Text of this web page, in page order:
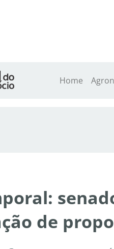
Home
de